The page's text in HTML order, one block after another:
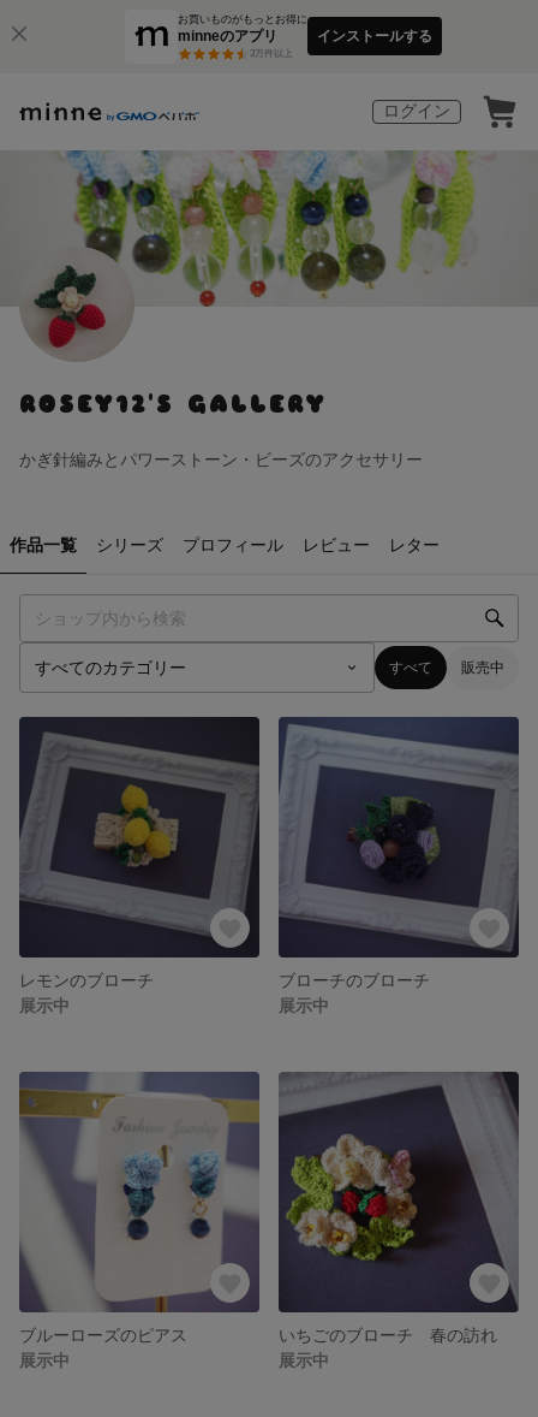
お買いものがもっとお得に
minneのアプリ
3万件以上
インストールする
ログイン
ROSEY12'S GALLERY
かぎ針編みとパワーストーン・ビーズのアクセサリー
作品一覧 シリーズ プロフィール レビュー レター
すべて 販売中
レモンのブローチ
展示中
ブローチのブローチ
展示中
ブルーローズのピアス
展示中
いちごのブローチ 春の訪れ
展示中